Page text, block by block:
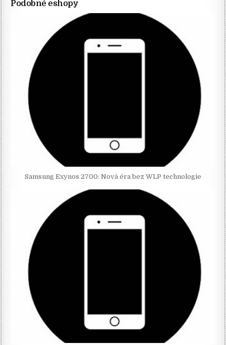
Podobné eshopy
Samsung Exynos 2700: Nová éra bez WLP technologie